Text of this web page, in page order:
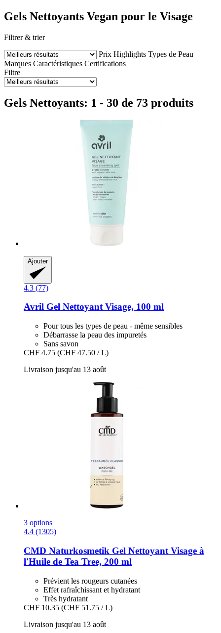
Gels Nettoyants Vegan pour le Visage
Filtrer & trier
Prix Highlights Types de Peau
Marques Caractéristiques Certifications
Filtre
Gels Nettoyants: 1 - 30 de 73 produits
Ajouter
4.3 (77)
Avril Gel Nettoyant Visage, 100 ml
Pour tous les types de peau - même sensibles
Débarrasse la peau des impuretés
Sans savon
CHF 4.75 (CHF 47.50 / L)
Livraison jusqu'au 13 août
3 options
4.4 (1305)
CMD Naturkosmetik Gel Nettoyant Visage à
l'Huile de Tea Tree, 200 ml
Prévient les rougeurs cutanées
Effet rafraîchissant et hydratant
Très hydratant
CHF 10.35 (CHF 51.75 / L)
Livraison jusqu'au 13 août